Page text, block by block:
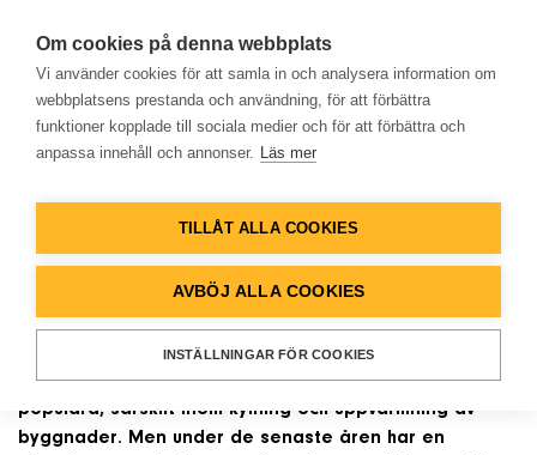
Hem
Lösningar
NYHETER
Syntetiska köldmedier och
PFAS-föreningar
Syntetiska köldmedier, såsom det allmänt använda
R410A och R32, har länge haft en central roll i
värmepumpar och luftkonditioneringssystem. Deras
användarvänlighet och effektivitet har gjort dem
populära, särskilt inom kylning och uppvärmning av
byggnader. Men under de senaste åren har en
Om cookies på denna webbplats
Vi använder cookies för att samla in och analysera information om
webbplatsens prestanda och användning, för att förbättra
funktioner kopplade till sociala medier och för att förbättra och
anpassa innehåll och annonser. Läs mer
TILLÅT ALLA COOKIES
AVBÖJ ALLA COOKIES
INSTÄLLNINGAR FÖR COOKIES